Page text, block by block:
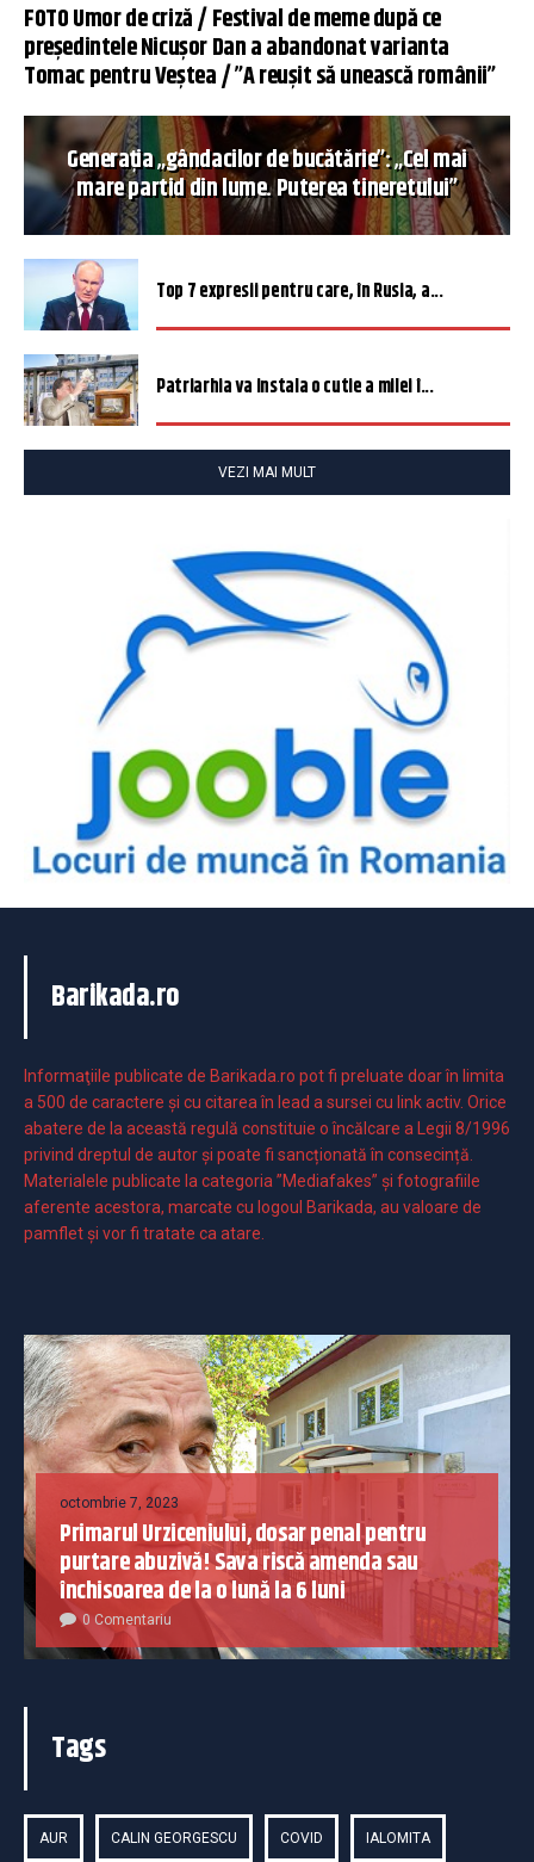
FOTO Umor de criză / Festival de meme după ce
președintele Nicușor Dan a abandonat varianta
Tomac pentru Veștea / ”A reușit să unească românii”
Generația „gândacilor de bucătărie”: „Cel mai
mare partid din lume. Puterea tineretului”
Top 7 expresii pentru care, în Rusia, a...
Patriarhia va instala o cutie a milei î...
VEZI MAI MULT
Barikada.ro
Informaţiile publicate de Barikada.ro pot fi preluate doar în limita
a 500 de caractere şi cu citarea în lead a sursei cu link activ. Orice
abatere de la această regulă constituie o încălcare a Legii 8/1996
privind dreptul de autor și poate fi sancționată în consecință.
Materialele publicate la categoria ”Mediafakes” și fotografiile
aferente acestora, marcate cu logoul Barikada, au valoare de
pamflet și vor fi tratate ca atare.
octombrie 7, 2023
Primarul Urziceniului, dosar penal pentru
purtare abuzivă! Sava riscă amenda sau
închisoarea de la o lună la 6 luni
0 Comentariu
Tags
AUR CALIN GEORGESCU COVID IALOMITA